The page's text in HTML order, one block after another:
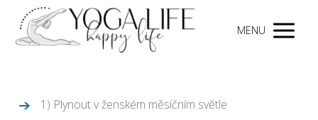
MENU
1) Plynout v ženském měsíčním světle